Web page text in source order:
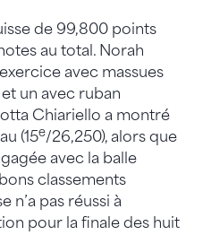
de 99,800 points
au total. Norah
avec massues
un avec ruban
Chiariello a montré
(15e/26,250), alors que
avec la balle
classements
n’a pas réussi à
pour la finale des huit